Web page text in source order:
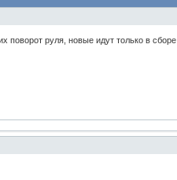
поворот руля, новые идут только в